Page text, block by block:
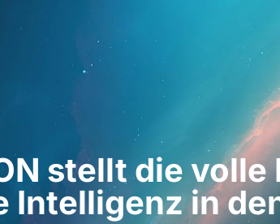
Startseite Für Fachleute Für
stellt die
Intelligenz in